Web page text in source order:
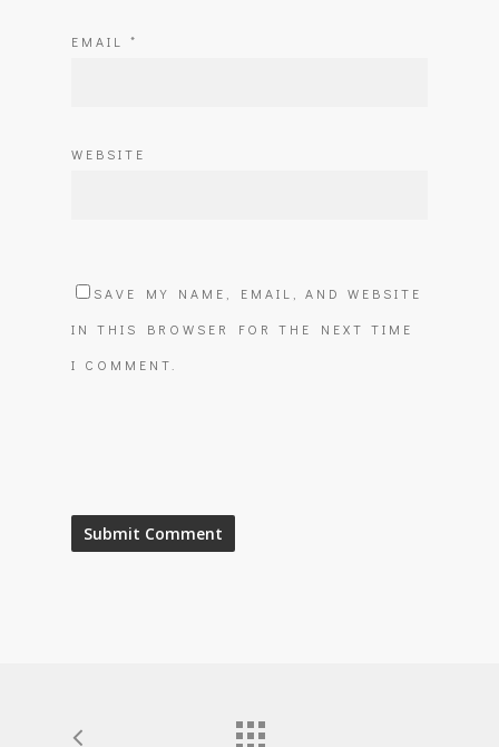
EMAIL *
WEBSITE
SAVE MY NAME, EMAIL, AND WEBSITE
IN THIS BROWSER FOR THE NEXT TIME
I COMMENT.